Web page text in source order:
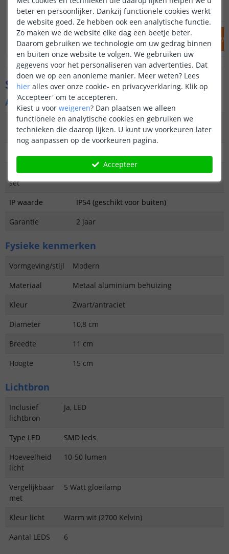
OP VOORRAAD 39,95
IN WINKELWAGEN
OP VOORRAAD
IN
Specificaties
Algemene kenmerken
Type
buitenverlichting
Wandlamp
Aantal lampen in
set
2
IP waarde
IP54 (geschikt voor buiten)
Garantie
2 jaar
Fysieke kenmerken
Vormgeving/stijl
Modern
Materiaal
Metaal aluminium behuizing
Kleur
Zwart/antraciet
Diameter
10,8 cm
Breedte
11 cm
Hoogte
15 cm
Lichtbron
Inclusief
lichtbron
Ja, LED
Type LED
SMD leds
Hoeveelheid
licht
10-50 lumen
Vergelijkbaar
met
5 Watt gloeilamp
Kleur licht
Warm wit (2700 Kelvin)
Aantal LEDS
6
beter en persoonlijker. Dankzij functionele cookies werkt
de website goed. Ze hebben ook een analytische functie.
Zo maken we de website elke dag een beetje beter.
Daarom gebruiken we technologie om uw gedrag binnen
en buiten onze website te volgen. We gebruiken uw
gegevens voor het personaliseren van advertenties. Dat
doen we op een anonieme manier. Meer weten? Lees
hier alles over onze cookie- en privacyverklaring. Klik op
'Accepteer' om te accepteren.
Kiest u voor weigeren? Dan plaatsen we alleen
functionele en analytische cookies en gebruiken we
technieken die daarop lijken. U kunt uw voorkeuren later
nog aanpassen op de voorkeuren pagina.
Accepteer